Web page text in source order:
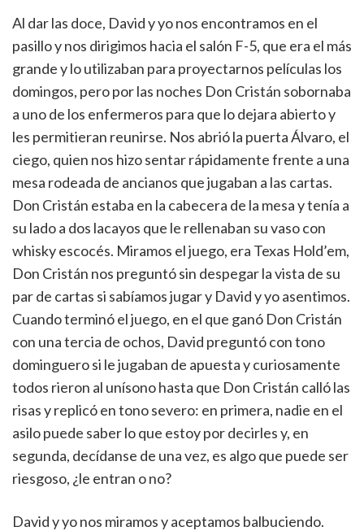
Al dar las doce, David y yo nos encontramos en el
pasillo y nos dirigimos hacia el salón F-5, que era el más
grande y lo utilizaban para proyectarnos películas los
domingos, pero por las noches Don Cristán sobornaba
a uno de los enfermeros para que lo dejara abierto y
les permitieran reunirse. Nos abrió la puerta Álvaro, el
ciego, quien nos hizo sentar rápidamente frente a una
mesa rodeada de ancianos que jugaban a las cartas.
Don Cristán estaba en la cabecera de la mesa y tenía a
su lado a dos lacayos que le rellenaban su vaso con
whisky escocés. Miramos el juego, era Texas Hold’em,
Don Cristán nos preguntó sin despegar la vista de su
par de cartas si sabíamos jugar y David y yo asentimos.
Cuando terminó el juego, en el que ganó Don Cristán
con una tercia de ochos, David preguntó con tono
dominguero si le jugaban de apuesta y curiosamente
todos rieron al unísono hasta que Don Cristán calló las
risas y replicó en tono severo: en primera, nadie en el
asilo puede saber lo que estoy por decirles y, en
segunda, decídanse de una vez, es algo que puede ser
riesgoso, ¿le entran o no?
David y yo nos miramos y aceptamos balbuciendo.